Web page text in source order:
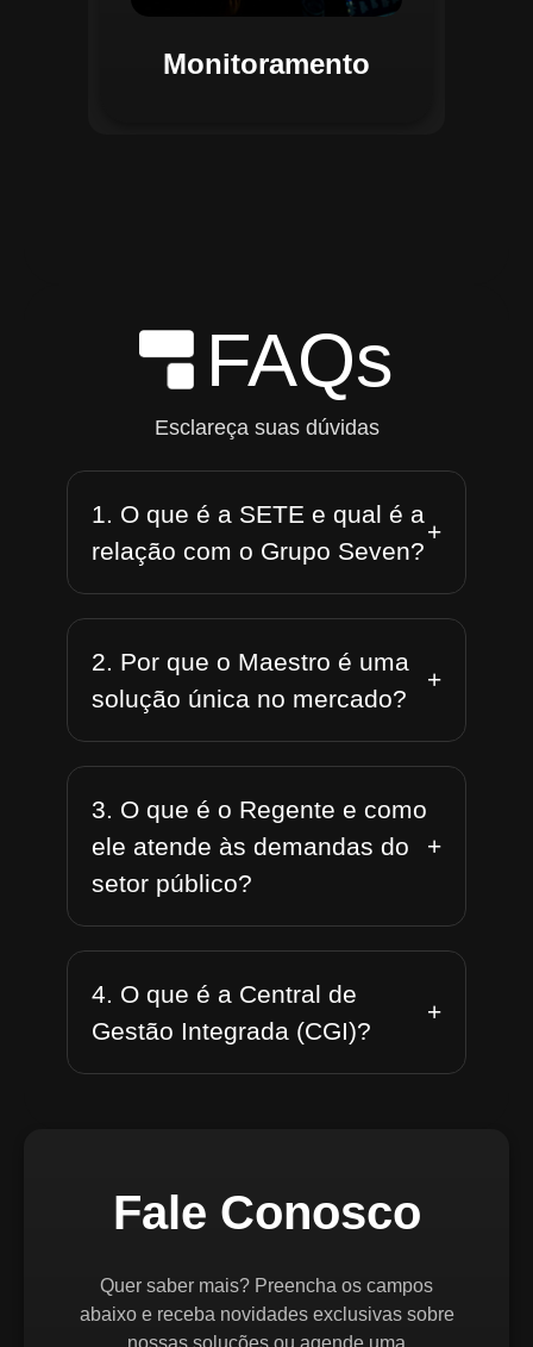
Monitoramento
FAQs
Esclareça suas dúvidas
1. O que é a SETE e qual é a
relação com o Grupo Seven?
+
2. Por que o Maestro é uma
solução única no mercado?
+
3. O que é o Regente e como
ele atende às demandas do
setor público?
+
4. O que é a Central de
Gestão Integrada (CGI)?
+
Fale Conosco
Quer saber mais? Preencha os campos
abaixo e receba novidades exclusivas sobre